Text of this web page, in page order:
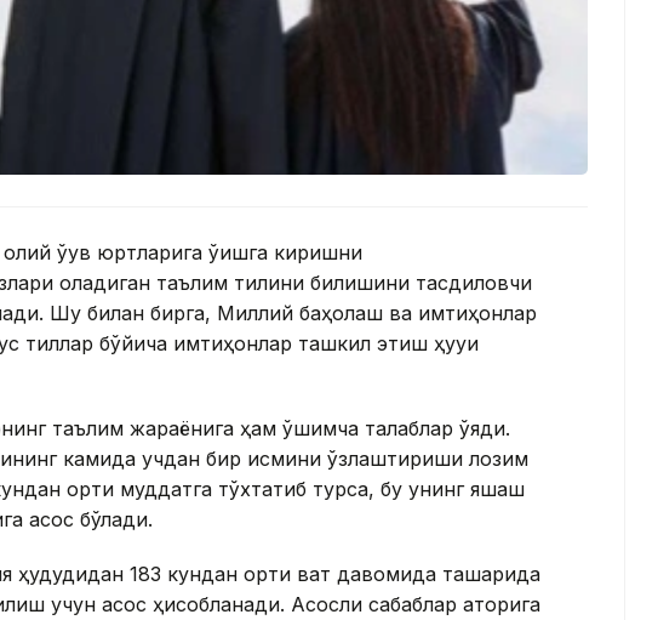
ўқув юртларига ўқишга киришни
оладиган таълим тилини билишини тасдиқловчи
Шу билан бирга, Миллий баҳолаш ва имтиҳонлар
тиллар бўйича имтиҳонлар ташкил этиш ҳуқуқи
таълим жараёнига ҳам қўшимча талаблар қўяди.
камида учдан бир қисмини ўзлаштириши лозим
ортиқ муддатга тўхтатиб турса, бу унинг яшаш
асос бўлади.
183 кундан ортиқ вақт давомида ташқарида
учун асос ҳисобланади. Асосли сабаблар қаторига